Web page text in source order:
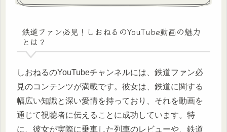
鉄道ファン必見！しおねるのYouTube動画の魅力
とは？
しおねるのYouTubeチャンネルには、鉄道ファン必
見のコンテンツが満載です。彼女は、鉄道に関する
幅広い知識と深い愛情を持っており、それを動画を
通じて視聴者に伝えることに成功しています。特
に、彼女が実際に乗車した列車のレビューや、鉄道